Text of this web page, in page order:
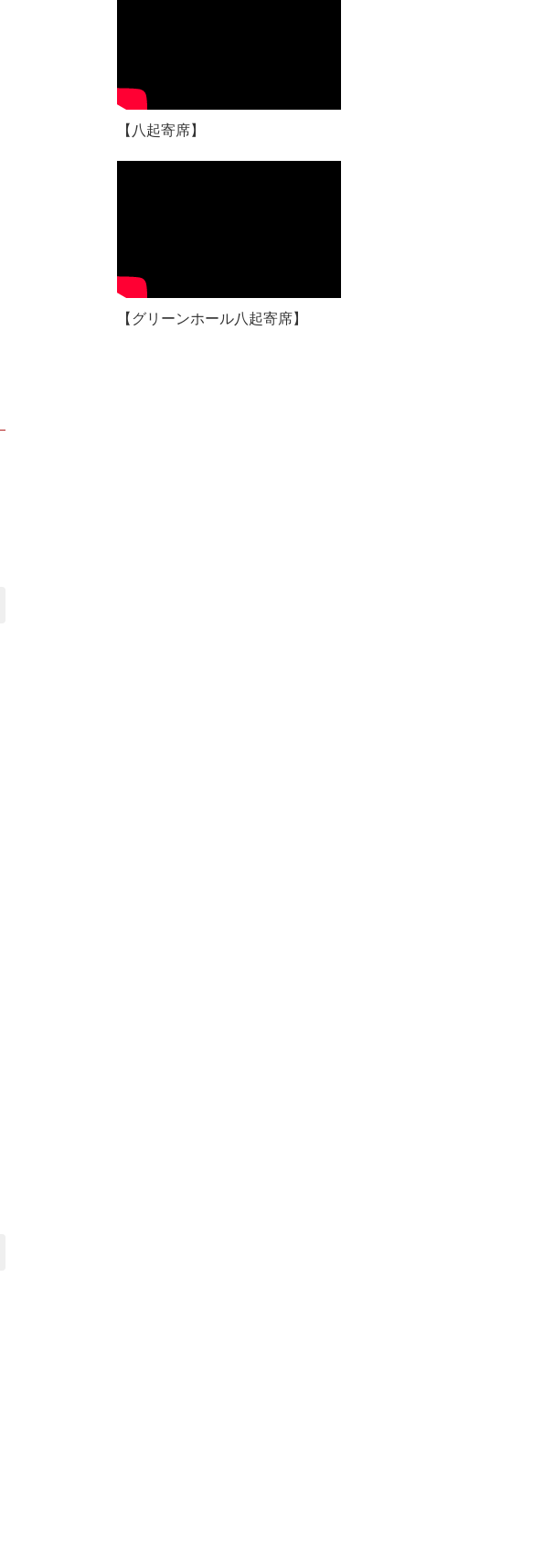
【八起寄席】
【グリーンホール八起寄席】